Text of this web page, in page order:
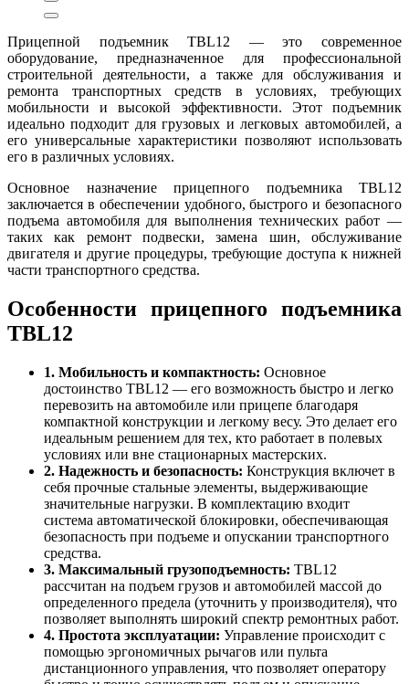
Прицепной подъемник TBL12 — это современное
оборудование, предназначенное для профессиональной
строительной деятельности, а также для обслуживания и
ремонта транспортных средств в условиях, требующих
мобильности и высокой эффективности. Этот подъемник
идеально подходит для грузовых и легковых автомобилей, а
его универсальные характеристики позволяют использовать
его в различных условиях.
Основное назначение прицепного подъемника TBL12
заключается в обеспечении удобного, быстрого и безопасного
подъема автомобиля для выполнения технических работ —
таких как ремонт подвески, замена шин, обслуживание
двигателя и другие процедуры, требующие доступа к нижней
части транспортного средства.
Особенности прицепного подъемника
TBL12
1. Мобильность и компактность: Основное
достоинство TBL12 — его возможность быстро и легко
перевозить на автомобиле или прицепе благодаря
компактной конструкции и легкому весу. Это делает его
идеальным решением для тех, кто работает в полевых
условиях или вне стационарных мастерских.
2. Надежность и безопасность: Конструкция включет в
себя прочные стальные элементы, выдерживающие
значительные нагрузки. В комплектацию входит
система автоматической блокировки, обеспечивающая
безопасность при подъеме и опускании транспортного
средства.
3. Максимальный грузоподъемность: TBL12
рассчитан на подъем грузов и автомобилей массой до
определенного предела (уточнить у производителя), что
позволяет выполнять широкий спектр ремонтных работ.
4. Простота эксплуатации: Управление происходит с
помощью эргономичных рычагов или пульта
дистанционного управления, что позволяет оператору